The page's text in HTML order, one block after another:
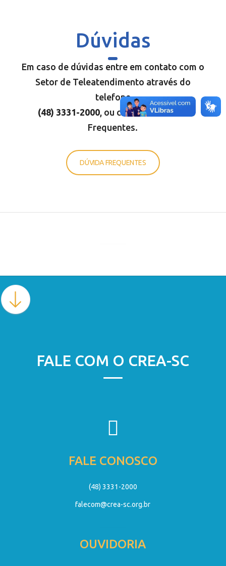
Dúvidas
Em caso de dúvidas entre em contato com o
Setor de Teleatendimento através do
telefone
(48) 3331-2000 , ou consulte Dúvidas
Frequentes.
DÚVIDA FREQUENTES
FALE COM O CREA-SC
FALE CONOSCO
(48) 3331-2000
falecom@crea-sc.org.br
OUVIDORIA